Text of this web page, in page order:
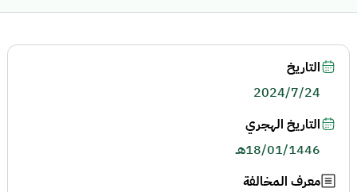
التاريخ
2024/7/24
التاريخ الهجري
18/01/1446هـ
معرف المخالفة